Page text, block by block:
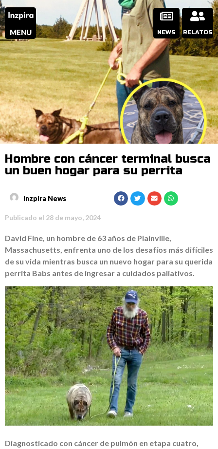
MENU NEWS RELATOS
Hombre con cáncer terminal busca
un buen hogar para su perrita
Inzpira News
Publicado el 28 de mayo, 2024
David Fine, un hombre de 63 años de Plainville,
Massachusetts, enfrenta uno de los desafíos más difíciles
de su vida mientras busca un nuevo hogar para su querida
perrita Babs antes de ingresar a cuidados paliativos.
Diagnosticado con cáncer de pulmón en etapa cuatro,